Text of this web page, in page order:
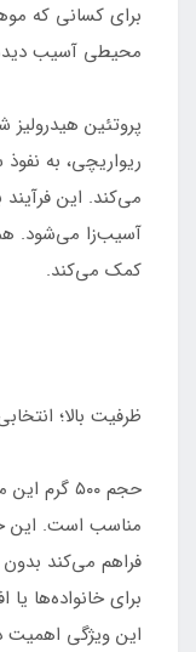
برای کسانی که
محیطی آسیب
پروتئین
ریواریچی، به
می‌کند. این
آسیب‌زا می‌شود.
کمک می‌کند.
ظرفیت بالا؛
حجم ۵۰۰
مناسب است. این
فراهم می‌کند
برای خانواده‌ها
این ویژگی اهمیت